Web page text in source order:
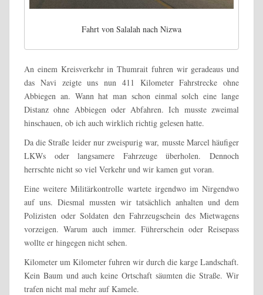
Fahrt von Salalah nach Nizwa
An einem Kreisverkehr in Thumrait fuhren wir geradeaus und
das Navi zeigte uns nun 411 Kilometer Fahrstrecke ohne
Abbiegen an. Wann hat man schon einmal solch eine lange
Distanz ohne Abbiegen oder Abfahren. Ich musste zweimal
hinschauen, ob ich auch wirklich richtig gelesen hatte.
Da die Straße leider nur zweispurig war, musste Marcel häufiger
LKWs oder langsamere Fahrzeuge überholen. Dennoch
herrschte nicht so viel Verkehr und wir kamen gut voran.
Eine weitere Militärkontrolle wartete irgendwo im Nirgendwo
auf uns. Diesmal mussten wir tatsächlich anhalten und dem
Polizisten oder Soldaten den Fahrzeugschein des Mietwagens
vorzeigen. Warum auch immer. Führerschein oder Reisepass
wollte er hingegen nicht sehen.
Kilometer um Kilometer fuhren wir durch die karge Landschaft.
Kein Baum und auch keine Ortschaft säumten die Straße. Wir
trafen nicht mal mehr auf Kamele.